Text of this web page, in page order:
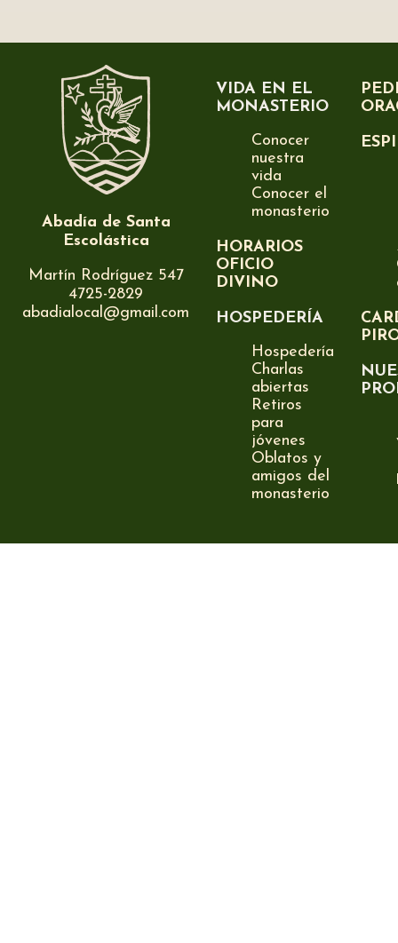
Abadía de Santa
Escolástica
Martín Rodríguez 547
4725-2829
abadialocal@gmail.com
VIDA EN EL
MONASTERIO
Conocer
nuestra
vida
Conocer el
monasterio
HORARIOS
OFICIO
DIVINO
HOSPEDERÍA
Hospedería
Charlas
abiertas
Retiros
para
jóvenes
Oblatos y
amigos del
monasterio